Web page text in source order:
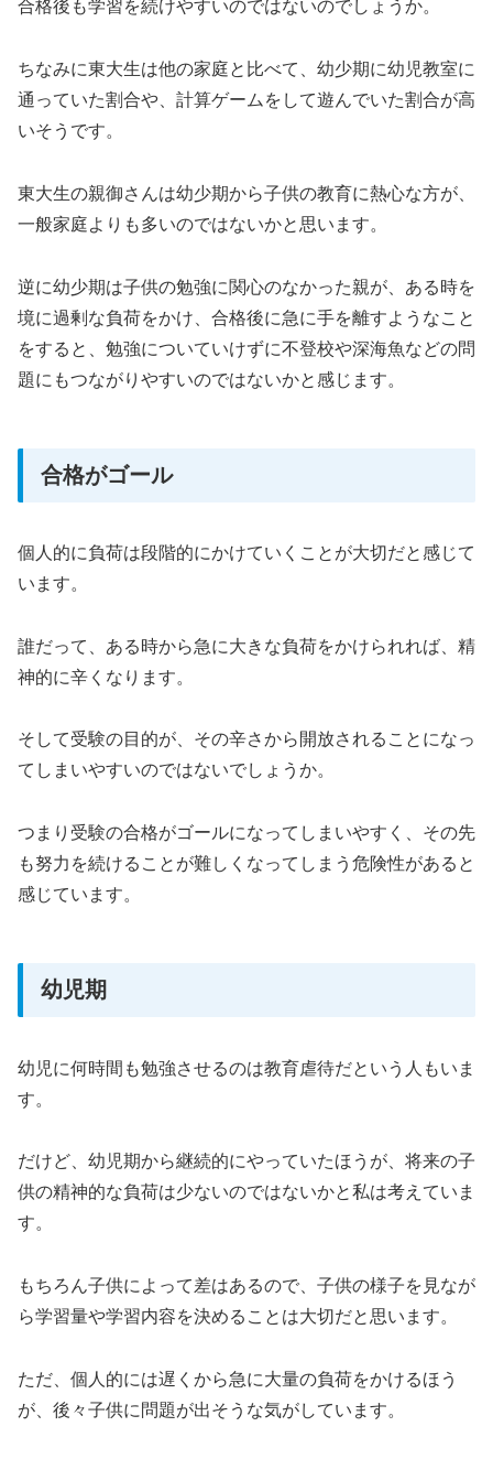
合格後も学習を続けやすいのではないのでしょうか。
ちなみに東大生は他の家庭と比べて、幼少期に幼児教室に
通っていた割合や、計算ゲームをして遊んでいた割合が高
いそうです。
東大生の親御さんは幼少期から子供の教育に熱心な方が、
一般家庭よりも多いのではないかと思います。
逆に幼少期は子供の勉強に関心のなかった親が、ある時を
境に過剰な負荷をかけ、合格後に急に手を離すようなこと
をすると、勉強についていけずに不登校や深海魚などの問
題にもつながりやすいのではないかと感じます。
合格がゴール
個人的に負荷は段階的にかけていくことが大切だと感じて
います。
誰だって、ある時から急に大きな負荷をかけられれば、精
神的に辛くなります。
そして受験の目的が、その辛さから開放されることになっ
てしまいやすいのではないでしょうか。
つまり受験の合格がゴールになってしまいやすく、その先
も努力を続けることが難しくなってしまう危険性があると
感じています。
幼児期
幼児に何時間も勉強させるのは教育虐待だという人もいま
す。
だけど、幼児期から継続的にやっていたほうが、将来の子
供の精神的な負荷は少ないのではないかと私は考えていま
す。
もちろん子供によって差はあるので、子供の様子を見なが
ら学習量や学習内容を決めることは大切だと思います。
ただ、個人的には遅くから急に大量の負荷をかけるほう
が、後々子供に問題が出そうな気がしています。